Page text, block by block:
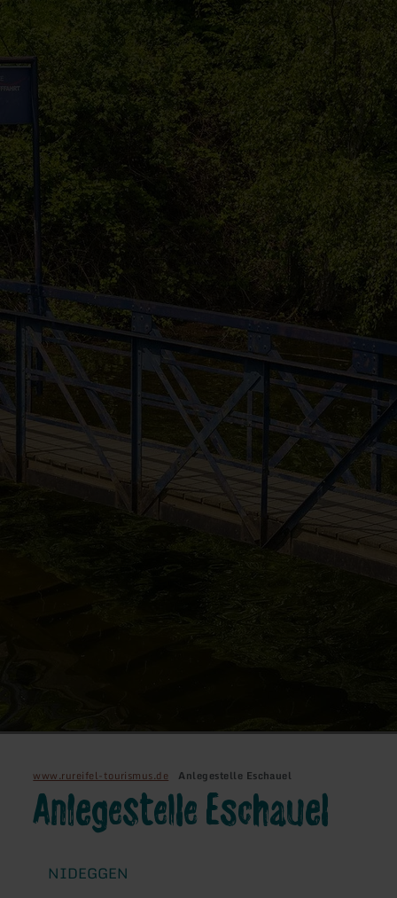
www.rureifel-tourismus.de Anlegestelle Eschauel
Anlegestelle Eschauel
NIDEGGEN